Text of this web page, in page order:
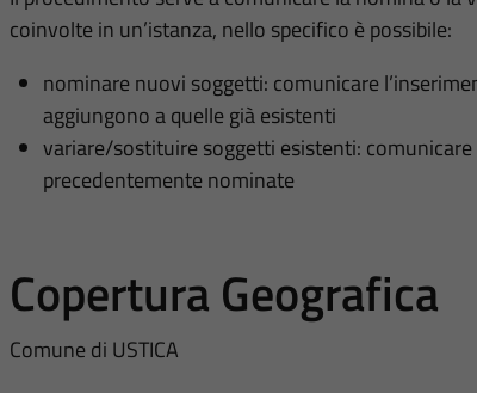
coinvolte in un’istanza, nello specifico è possibile:
nominare nuovi soggetti: comunicare
aggiungono a quelle già esistenti
variare/sostituire soggetti esistenti:
precedentemente nominate
Copertura Geografica
Comune di USTICA